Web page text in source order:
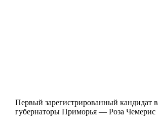
Первый зарегистрированный кандидат в
губернаторы Приморья — Роза Чемерис